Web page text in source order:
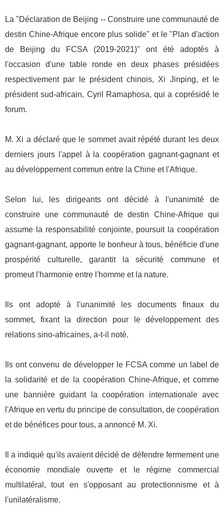
La "Déclaration de Beijing -- Construire une communauté de
destin Chine-Afrique encore plus solide" et le "Plan d'action
de Beijing du FCSA (2019-2021)" ont été adoptés à
l'occasion d'une table ronde en deux phases présidées
respectivement par le président chinois, Xi Jinping, et le
président sud-africain, Cyril Ramaphosa, qui a coprésidé le
forum.
M. Xi a déclaré que le sommet avait répété durant les deux
derniers jours l'appel à la coopération gagnant-gagnant et
au développement commun entre la Chine et l'Afrique.
Selon lui, les dirigeants ont décidé à l'unanimité de
construire une communauté de destin Chine-Afrique qui
assume la responsabilité conjointe, poursuit la coopération
gagnant-gagnant, apporte le bonheur à tous, bénéficie d'une
prospérité culturelle, garantit la sécurité commune et
promeut l'harmonie entre l'homme et la nature.
Ils ont adopté à l'unanimité les documents finaux du
sommet, fixant la direction pour le développement des
relations sino-africaines, a-t-il noté.
Ils ont convenu de développer le FCSA comme un label de
la solidarité et de la coopération Chine-Afrique, et comme
une bannière guidant la coopération internationale avec
l'Afrique en vertu du principe de consultation, de coopération
et de bénéfices pour tous, a annoncé M. Xi.
Il a indiqué qu'ils avaient décidé de défendre fermement une
économie mondiale ouverte et le régime commercial
multilatéral, tout en s'opposant au protectionnisme et à
l'unilatéralisme.